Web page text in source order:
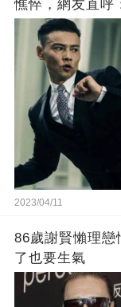
憔悴，網友直呼
2023/04/11
86歲謝賢懶理戀
了也要生氣